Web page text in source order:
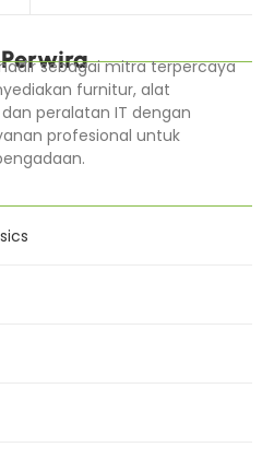
sebagai mitra terpercaya
furnitur, alat
peralatan IT dengan
profesional untuk